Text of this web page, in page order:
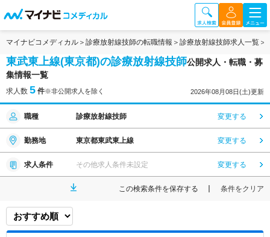
マイナビコメディカル 診療放射線技師の転職情報 診療放射線技師求人一覧
東武東上線(東京都)の診療放射線技師公開求人・転職・募
集情報一覧
求人数 5 件※非公開求人を除く 2026年08月08日(土)更新
職種 診療放射線技師 変更する
勤務地 東京都東武東上線 変更する
求人条件 その他求人条件未設定 変更する
この検索条件を保存する 条件をクリア